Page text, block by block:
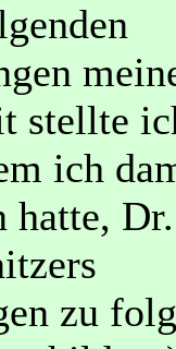
stellte
ich
hatte, Dr.
zu